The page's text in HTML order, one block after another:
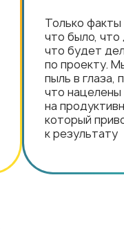
Только
что было, что
что будет
по проекту.
пыль в глаза,
что нацелены
на
который
к результату